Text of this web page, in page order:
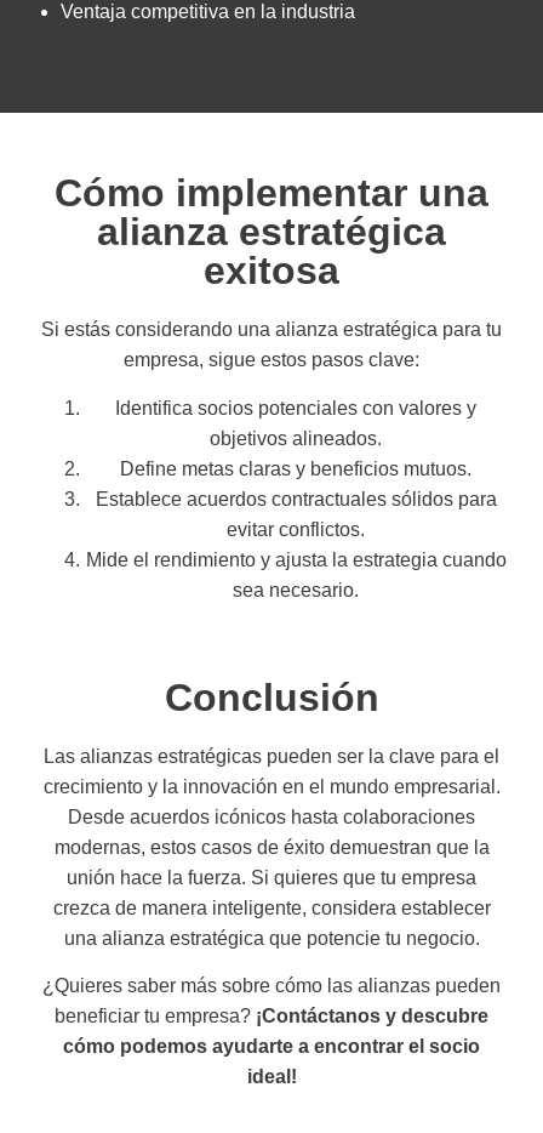
Ventaja competitiva en la industria
Cómo implementar una
alianza estratégica
exitosa
Si estás considerando una alianza estratégica para tu
empresa, sigue estos pasos clave:
Identifica socios potenciales con valores y
objetivos alineados.
Define metas claras y beneficios mutuos.
Establece acuerdos contractuales sólidos para
evitar conflictos.
Mide el rendimiento y ajusta la estrategia cuando
sea necesario.
Conclusión
Las alianzas estratégicas pueden ser la clave para el
crecimiento y la innovación en el mundo empresarial.
Desde acuerdos icónicos hasta colaboraciones
modernas, estos casos de éxito demuestran que la
unión hace la fuerza. Si quieres que tu empresa
crezca de manera inteligente, considera establecer
una alianza estratégica que potencie tu negocio.
¿Quieres saber más sobre cómo las alianzas pueden
beneficiar tu empresa? ¡Contáctanos y descubre
cómo podemos ayudarte a encontrar el socio
ideal!